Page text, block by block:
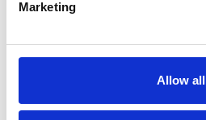
Marketing
Allow all